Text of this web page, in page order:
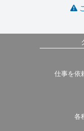
仕事を依
各